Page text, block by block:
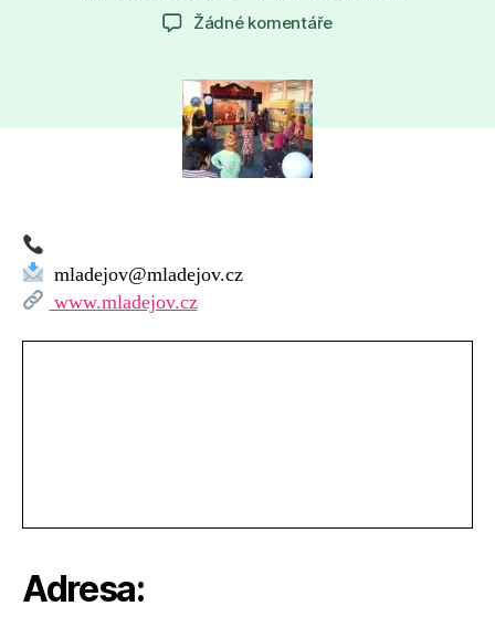
příspěvku
příspěvku
Žádné komentářeu
mladejov@mladejov.cz
www.mladejov.cz
Adresa: